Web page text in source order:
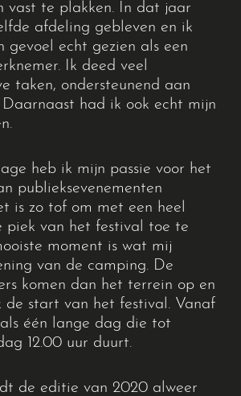
vast te plakken. In dat jaar
afdeling gebleven en ik
gevoel echt gezien als een
Ik deed veel
taken, ondersteunend aan
Daarnaast had ik ook echt mijn
heb ik mijn passie voor het
publieksevenementen
is zo tof om met een heel
piek van het festival toe te
moment is wat mij
van de camping. De
komen dan het terrein op en
de start van het festival. Vanaf
als één lange dag die tot
12.00 uur duurt.
de editie van 2020 alweer